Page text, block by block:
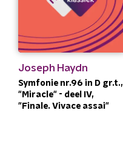
Joseph Haydn
Symfonie nr.96 in D gr.t.,
"Miracle" - deel IV,
"Finale. Vivace assai"